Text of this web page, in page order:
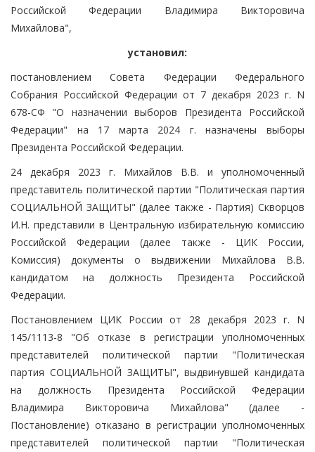
Российской Федерации Владимира Викторовича
Михайлова",
установил:
постановлением Совета Федерации Федерального
Собрания Российской Федерации от 7 декабря 2023 г. N
678-СФ "О назначении выборов Президента Российской
Федерации" на 17 марта 2024 г. назначены выборы
Президента Российской Федерации.
24 декабря 2023 г. Михайлов В.В. и уполномоченный
представитель политической партии "Политическая партия
СОЦИАЛЬНОЙ ЗАЩИТЫ" (далее также - Партия) Скворцов
И.Н. представили в Центральную избирательную комиссию
Российской Федерации (далее также - ЦИК России,
Комиссия) документы о выдвижении Михайлова В.В.
кандидатом на должность Президента Российской
Федерации.
Постановлением ЦИК России от 28 декабря 2023 г. N
145/1113-8 "Об отказе в регистрации уполномоченных
представителей политической партии "Политическая
партия СОЦИАЛЬНОЙ ЗАЩИТЫ", выдвинувшей кандидата
на должность Президента Российской Федерации
Владимира Викторовича Михайлова" (далее -
Постановление) отказано в регистрации уполномоченных
представителей политической партии "Политическая